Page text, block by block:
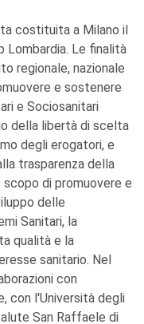
costituita a Milano il
Lombardia. Le finalità
regionale, nazionale
e sostenere
e Sociosanitari
della libertà di scelta
degli erogatori, e
trasparenza della
di promuovere e
delle
Sanitari, la
qualità e la
sanitario. Nel
con
con l'Università degli
San Raffaele di